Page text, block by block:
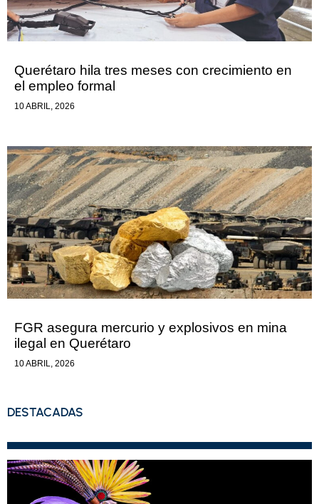
Querétaro hila tres meses con crecimiento en
el empleo formal
10 ABRIL, 2026
FGR asegura mercurio y explosivos en mina
ilegal en Querétaro
10 ABRIL, 2026
DESTACADAS